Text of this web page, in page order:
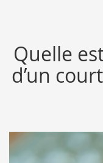
Quelle
d’un